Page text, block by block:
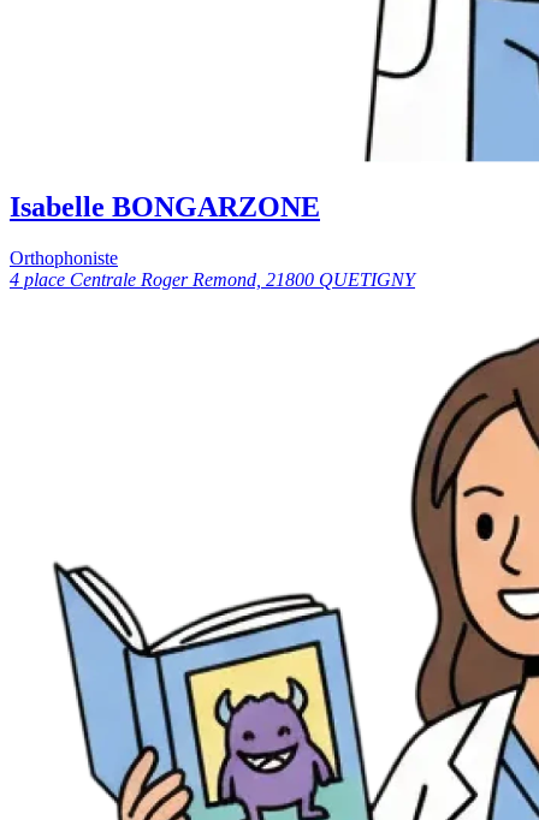
Isabelle BONGARZONE
Orthophoniste
4 place Centrale Roger Remond, 21800 QUETIGNY